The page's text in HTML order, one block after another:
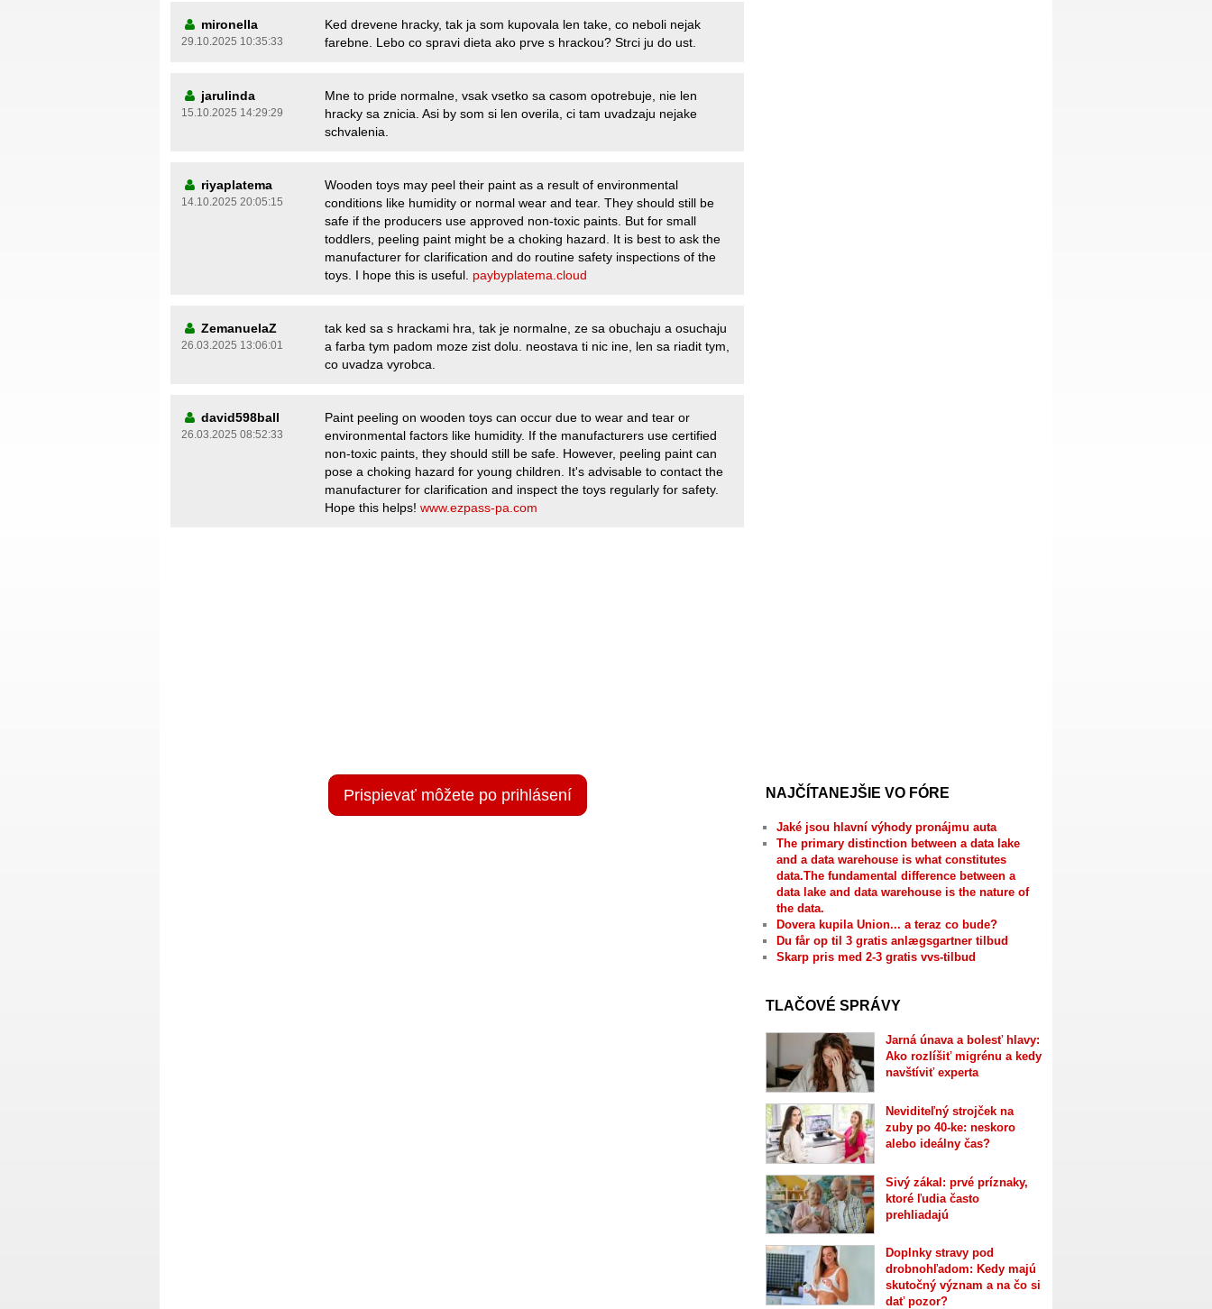
mironella
29.10.2025 10:35:33
Ked drevene hracky, tak ja som kupovala len take, co neboli nejak
farebne. Lebo co spravi dieta ako prve s hrackou? Strci ju do ust.
jarulinda
15.10.2025 14:29:29
Mne to pride normalne, vsak vsetko sa casom opotrebuje, nie len
hracky sa znicia. Asi by som si len overila, ci tam uvadzaju nejake
schvalenia.
riyaplatema
14.10.2025 20:05:15
Wooden toys may peel their paint as a result of environmental
conditions like humidity or normal wear and tear. They should still be
safe if the producers use approved non-toxic paints. But for small
toddlers, peeling paint might be a choking hazard. It is best to ask the
manufacturer for clarification and do routine safety inspections of the
toys. I hope this is useful. paybyplatema.cloud
ZemanuelaZ
26.03.2025 13:06:01
tak ked sa s hrackami hra, tak je normalne, ze sa obuchaju a osuchaju
a farba tym padom moze zist dolu. neostava ti nic ine, len sa riadit tym,
co uvadza vyrobca.
david598ball
26.03.2025 08:52:33
Paint peeling on wooden toys can occur due to wear and tear or
environmental factors like humidity. If the manufacturers use certified
non-toxic paints, they should still be safe. However, peeling paint can
pose a choking hazard for young children. It's advisable to contact the
manufacturer for clarification and inspect the toys regularly for safety.
Hope this helps! www.ezpass-pa.com
Prispievať môžete po prihlásení NAJČÍTANEJŠIE VO FÓRE
Jaké jsou hlavní výhody pronájmu auta
The primary distinction between a data lake
and a data warehouse is what constitutes
data.The fundamental difference between a
data lake and data warehouse is the nature of
the data.
Dovera kupila Union... a teraz co bude?
Du får op til 3 gratis anlægsgartner tilbud
Skarp pris med 2-3 gratis vvs-tilbud
TLAČOVÉ SPRÁVY
Jarná únava a bolesť hlavy:
Ako rozlíšiť migrénu a kedy
navštíviť experta
Neviditeľný strojček na
zuby po 40-ke: neskoro
alebo ideálny čas?
Sivý zákal: prvé príznaky,
ktoré ľudia často
prehliadajú
Doplnky stravy pod
drobnohľadom: Kedy majú
skutočný význam a na čo si
dať pozor?